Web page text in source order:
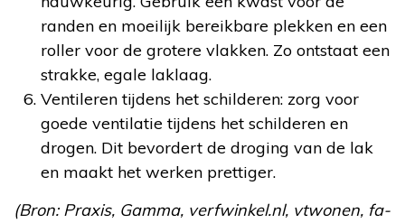
randen en moeilijk bereikbare plekken en een
roller voor de grotere vlakken. Zo ontstaat een
strakke, egale laklaag.
Ventileren tijdens het schilderen: zorg voor
goede ventilatie tijdens het schilderen en
drogen. Dit bevordert de droging van de lak
en maakt het werken prettiger.
(Bron: Praxis, Gamma, verfwinkel.nl, vtwonen, fa-